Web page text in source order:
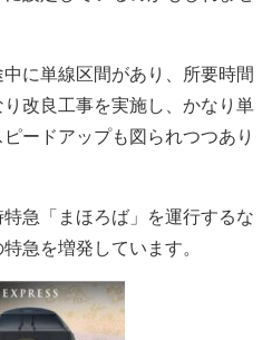
に単線区間があり、所要時間
改良工事を実施し、かなり単
ードアップも図られつつあり
急「まほろば」を運行するな
急を増発しています。